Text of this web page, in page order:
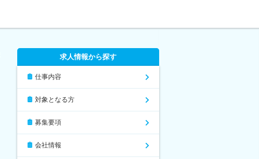
求人情報から探す
仕事内容
対象となる方
募集要項
会社情報